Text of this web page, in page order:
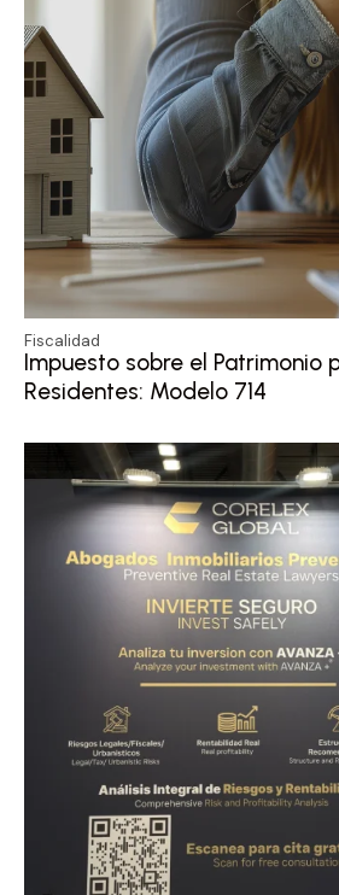
Fiscalidad
Impuesto sobre el Patrimonio
Residentes: Modelo 714